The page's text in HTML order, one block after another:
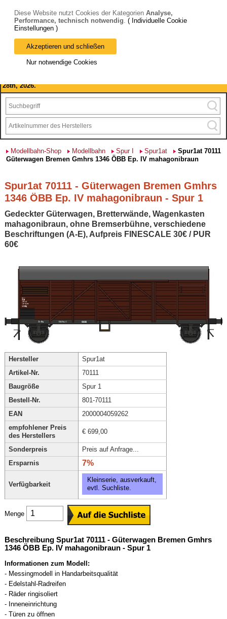
Bitte beachten Sie: wir machen Betriebsferien, vom 03. bis 28.
August 2026 haben wir geschlossen.
28th, 2026.
Modellbahn-Shop Modellbahn Spur I Spur1at
Spur1at 70111
Güterwagen Bremen Gmhrs 1346 ÖBB Ep. IV mahagonibraun
Spur1at 70111 - Güterwagen Bremen Gmhrs
1346 ÖBB Ep. IV mahagonibraun - Spur 1
Gedeckter Güterwagen, Bretterwände, Wagenkasten
mahagonibraun, ohne Bremserbühne, verschiedene
Beschriftungen (A-E), Aufpreis FINESCALE 30€ / PUR
60€
Hersteller
Spur1at
Artikel-Nr.
70111
Baugröße
Spur 1
Bestell-Nr.
801-70111
EAN
2000004059262
empfohlener Preis
des Herstellers
€ 699,00
Sonderpreis
Preis auf Anfrage...
Ersparnis
7%
Verfügbarkeit
Kleinserie, ausverkauft,
evtl. Suchliste.
Menge
Beschreibung Spur1at 70111 - Güterwagen Bremen Gmhrs
1346 ÖBB Ep. IV mahagonibraun - Spur 1
Informationen zum Modell:
- Messingmodell in Handarbeitsqualität
- Edelstahl-Radreifen
- Räder ringisoliert
- Inneneinrichtung
- Türen zu öffnen
Diese Website nutzt Cookies der Kategorien Analyse,
Performance, technisch notwendig. ( Individuelle Cookie
Einstellungen )
Akzeptieren und schließen
Nur notwendige Cookies